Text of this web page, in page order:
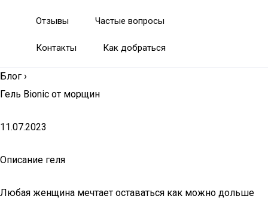
Отзывы Частые вопросы
Контакты Как добраться
Блог ›
Гель Bionic от морщин
11.07.2023
Описание геля
Любая женщина мечтает оставаться как можно дольше